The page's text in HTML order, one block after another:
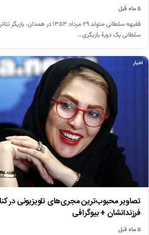
۵ ماه قبل
فقیهه سلطانی متولد ۲۹ مرداد ۱۳۵۳
سلطانی یک دورهٔ بازیگری…
اخبار
تصاویر محبوب‌ترین مجری‌های تلویزیونی در
فرزندانشان + بیوگرافی
۵ ماه قبل